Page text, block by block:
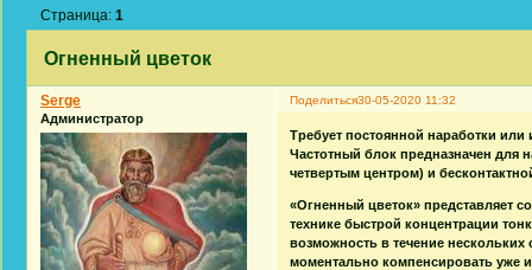
Огненный цветок
Страница:1
Поделиться30-05-2020 11:32
Serge
Администратор
Требует постоянной наработки или
Частотный блок предназначен для
четвертым центром) и
«Огненный цветок» представляет
технике быстрой концентрации
возможность в течение нескольких
моментально компенсировать уже